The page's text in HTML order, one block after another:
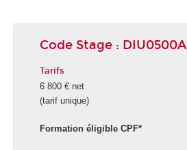
Code Stage : DIU0500A
Tarifs
6 800 € net
(tarif unique)
Formation éligible CPF*